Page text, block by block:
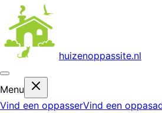
huizenoppassite.nl
Menu
Vind een oppasserVind een